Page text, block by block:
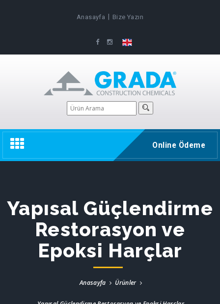
Anasayfa Bize Yazın
Toggle
navigation
Online Ödeme
Yapısal Güçlendirme
Restorasyon ve
Epoksi Harçlar
Anasayfa Ürünler